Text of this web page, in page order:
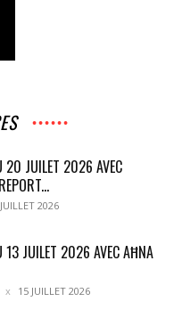
20 JUILET 2026 AVEC
2026
13 JUILET 2026 AVEC AĦNA
15 JUILLET 2026